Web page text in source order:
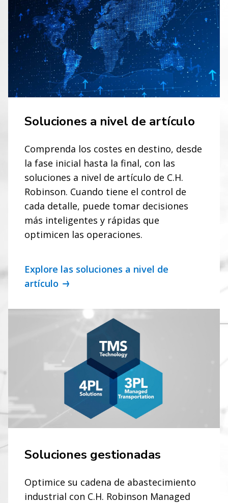
Soluciones a nivel de artículo
Comprenda los costes en destino, desde
la fase inicial hasta la final, con las
soluciones a nivel de artículo de C.H.
Robinson. Cuando tiene el control de
cada detalle, puede tomar decisiones
más inteligentes y rápidas que
optimicen las operaciones.
Explore las soluciones a nivel de
artículo
Soluciones gestionadas
Optimice su cadena de abastecimiento
industrial con C.H. Robinson Managed